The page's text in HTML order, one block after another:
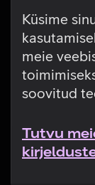
Küsime
meie
soovitud
Tutvu